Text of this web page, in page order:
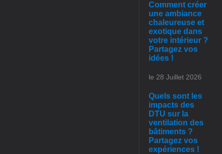
Comment créer
une ambiance
chaleureuse et
exotique dans
votre intérieur ?
Partagez vos
idées !
le 28 Juillet 2026
Quels sont les
impacts des
DTU sur la
ventilation des
bâtiments ?
Partagez vos
expériences !